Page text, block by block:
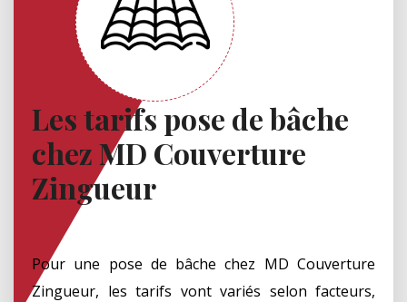
Les tarifs pose de bâche
chez MD Couverture
Zingueur
Pour une pose de bâche chez MD Couverture
Zingueur, les tarifs vont variés selon facteurs,